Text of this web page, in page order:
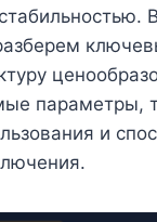
параметры,
и